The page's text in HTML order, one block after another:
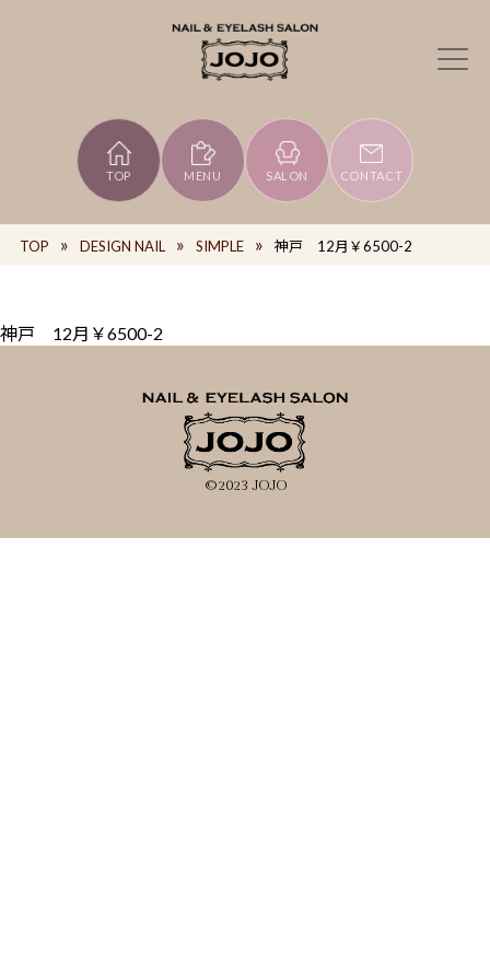
TOP MENU SALON CONTACT
TOP DESIGN NAIL SIMPLE 神戸 12月￥6500-2
神戸 12月￥6500-2
©2023 JOJO